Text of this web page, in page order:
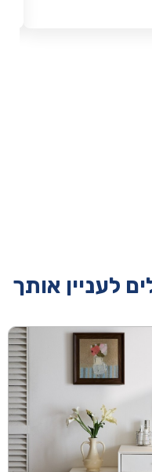
לעניין אותך